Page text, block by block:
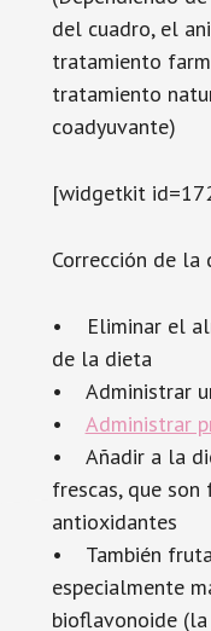
del cuadro, el
tratamiento
tratamiento
coadyuvante)
[widgetkit
Corrección de la
• Eliminar el
de la dieta
• Administrar
• Administrar
• Añadir a la
frescas, que son
antioxidantes
• También
especialmente
bioflavonoide